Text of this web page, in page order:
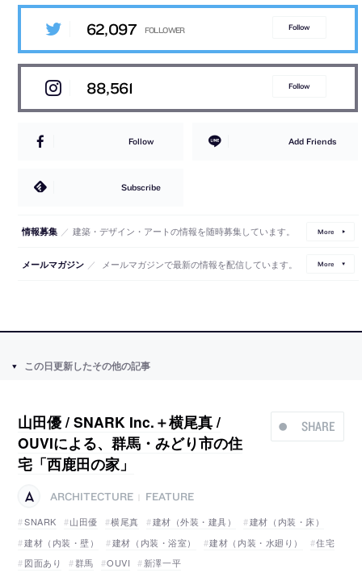
62,097 Follow
88,561 Follow
Follow Add Friends
Subscribe
情報募集 ／ 建築・デザイン・アートの情報を随時募集しています。 More
メールマガジン ／ メールマガジンで最新の情報を配信しています。 More
この日更新したその他の記事
SHARE
山田優 / SNARK Inc.＋横尾真 /
OUVIによる、群馬・みどり市の住
宅「西鹿田の家」
ARCHITECTURE
FEATURE
SNARK
山田優 横尾真 建材（外装・建具）
建材（内装・床）
建材（内装・壁）
建材（内装・浴室） 建材（内装・水廻り）
住宅
図面あり
群馬 OUVI 新澤一平